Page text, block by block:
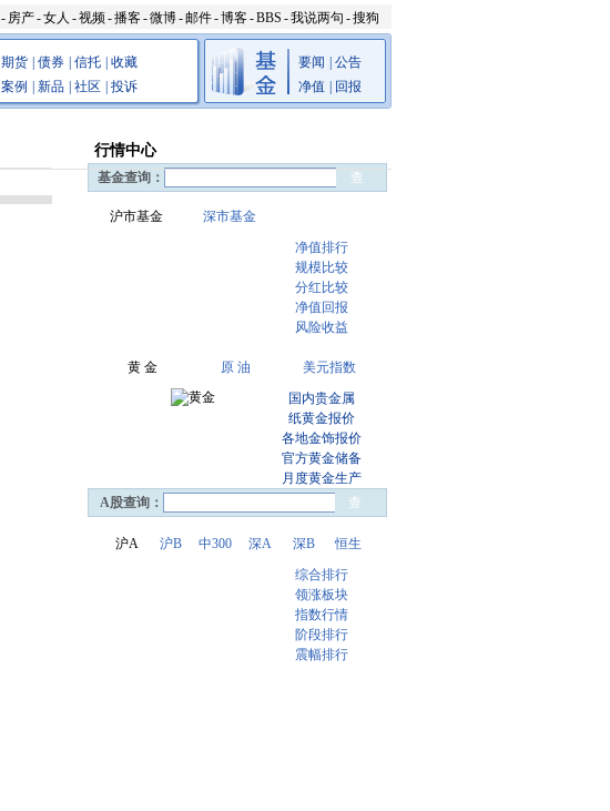
- 房产-女人 -视频-播客-微博-邮件-博客-BBS -我说两句 -搜狗
期货 债券 信托
收藏
案例 新品 社区 投诉
要闻
公告
净值
回报
行情中心
基金查询：
沪市基金
深市基金
净值排行
规模比较
分红比较
净值回报
风险收益
黄 金 原 油
美元指数
国内贵金属
纸黄金报价
各地金饰报价
官方黄金储备
月度黄金生产
A股查询：
沪A 沪B 中300 深A 深B
恒生
综合排行
领涨板块
指数行情
阶段排行
震幅排行